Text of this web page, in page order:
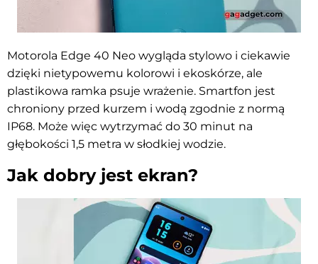
Motorola Edge 40 Neo wygląda stylowo i ciekawie
dzięki nietypowemu kolorowi i ekoskórze, ale
plastikowa ramka psuje wrażenie. Smartfon jest
chroniony przed kurzem i wodą zgodnie z normą
IP68. Może więc wytrzymać do 30 minut na
głębokości 1,5 metra w słodkiej wodzie.
Jak dobry jest ekran?